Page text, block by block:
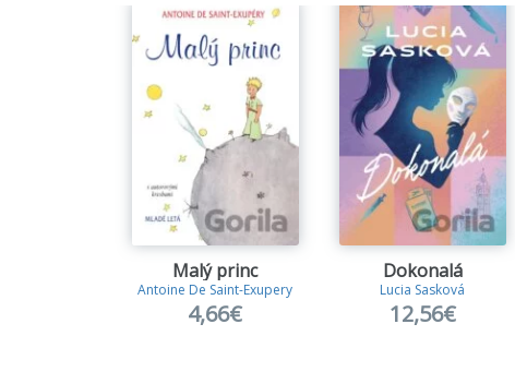
Malý princ
Antoine De Saint-Exupery
4,66€
Dokonalá
Lucia Sasková
12,56€